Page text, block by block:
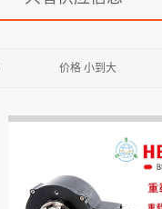
价格 小到大